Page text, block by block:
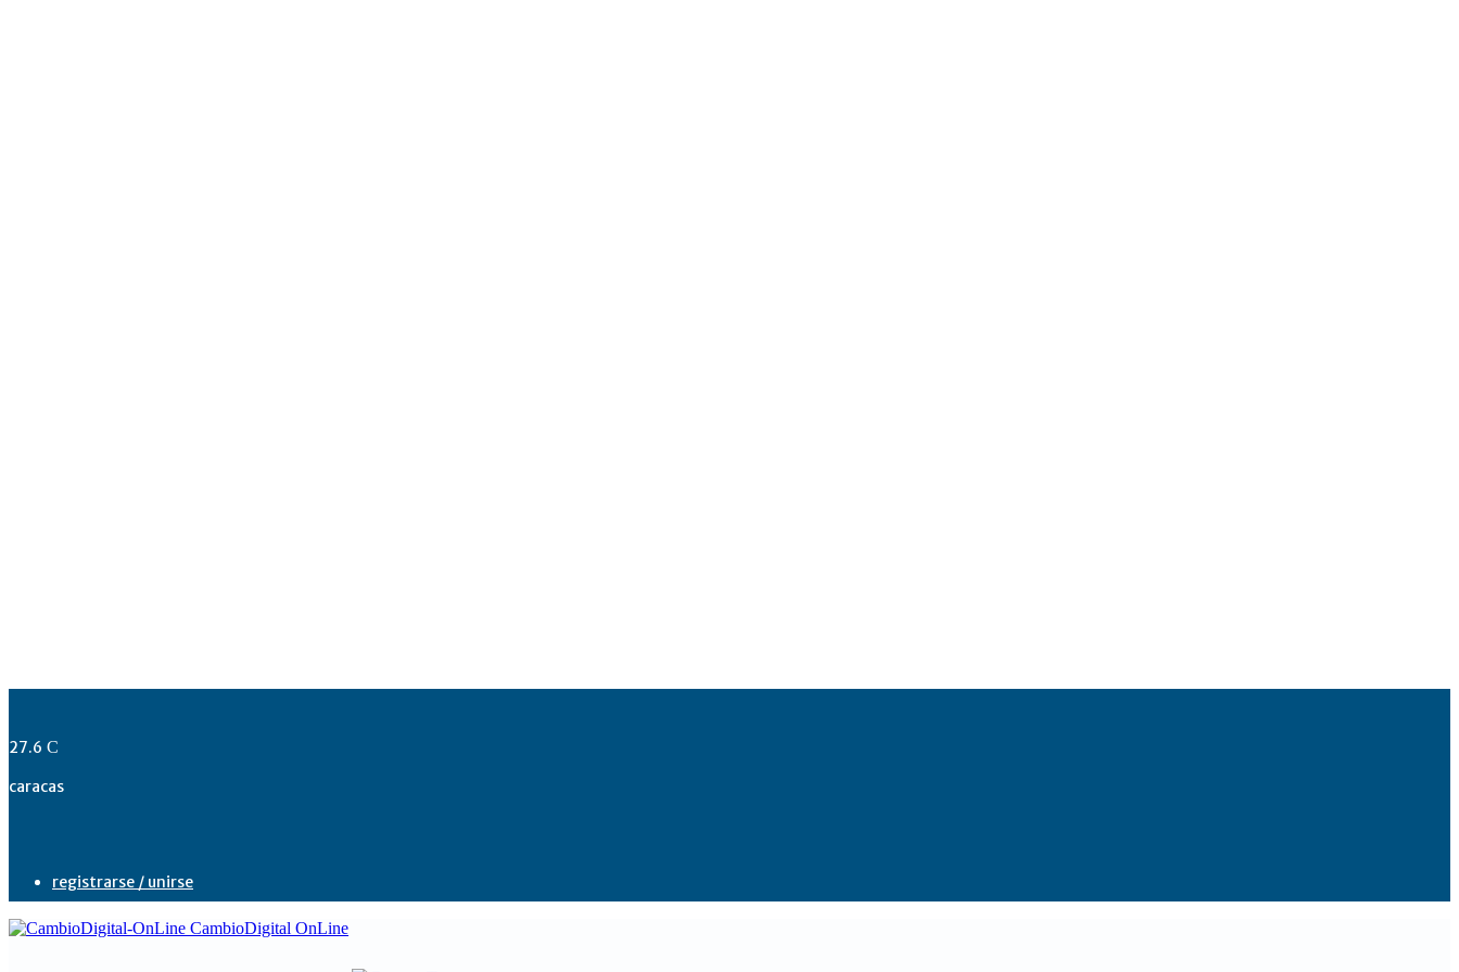
27.6 C
caracas
registrarse / unirse
CambioDigital OnLine